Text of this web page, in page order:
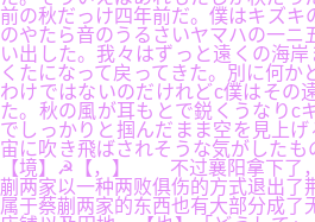
前の秋だっけ四年前だ。僕はキズキ
のやたら音のうるさいヤマハの一ニ
い出した。我々はずっと遠くの海
くたになって戻ってきた。別に何か
わけではないのだけれどc僕はその
た。秋の風が耳もとで鋭くうなりc
でしっかりと掴んだまま空を見上
宙に吹き飛ばされそうな気がしたも
【境】☭【，】 不过襄阳拿下了
蒯两家以一种两败俱伤的方式退出了
属于蔡蒯两家的东西也有大部分成了